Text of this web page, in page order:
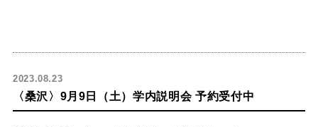
2023.08.23
〈桑沢〉9月9日（土）学内説明会 予約受付中